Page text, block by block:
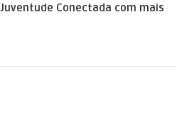
Conectada com mais